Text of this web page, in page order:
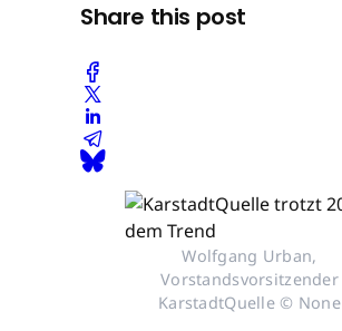
Share this post
Wolfgang Urban,
Vorstandsvorsitzender
KarstadtQuelle © None